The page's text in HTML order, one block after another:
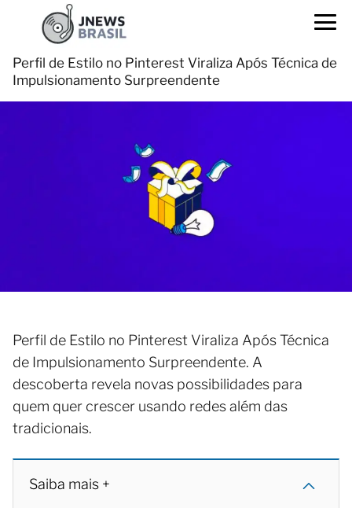
Perfil de Estilo no Pinterest Viraliza Após Técnica de
Impulsionamento Surpreendente
Perfil de Estilo no Pinterest Viraliza Após Técnica
de Impulsionamento Surpreendente. A
descoberta revela novas possibilidades para
quem quer crescer usando redes além das
tradicionais.
Saiba mais +